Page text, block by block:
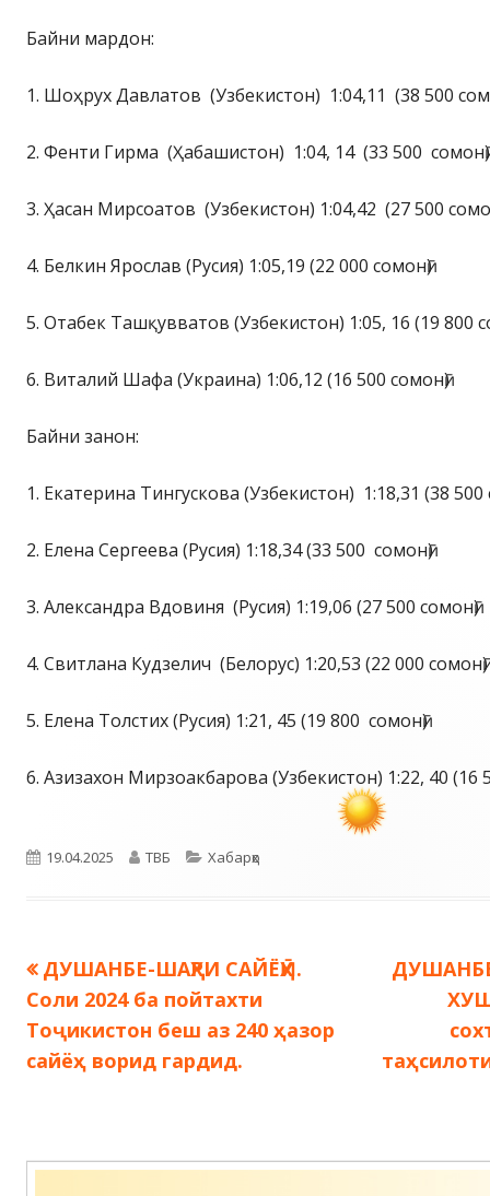
Байни мардон:
1. Шоҳрух Давлатов (Узбекистон) 1:04,11 (38 500
2. Фенти Гирма (Ҳабашистон) 1:04, 14 (33 500 сомонӣ)
3. Ҳасан Мирсоатов (Узбекистон) 1:04,42 (27 500
4. Белкин Ярослав (Русия) 1:05,19 (22 000 сомонӣ)
5. Отабек Ташқувватов (Узбекистон) 1:05, 16 (19 800
6. Виталий Шафа (Украина) 1:06,12 (16 500 сомонӣ)
Байни занон:
1. Екатерина Тингускова (Узбекистон) 1:18,31 (38 500
2. Елена Сергеева (Русия) 1:18,34 (33 500 сомонӣ)
3. Александра Вдовиня (Русия) 1:19,06 (27 500 сомонӣ)
4. Свитлана Кудзелич (Белорус) 1:20,53 (22 000 сомонӣ)
5. Елена Толстих (Русия) 1:21, 45 (19 800 сомонӣ)
6. Азизахон Мирзоакбарова (Узбекистон) 1:22, 40 (16
Опубликовано
19.04.2025 Автор
ТВБ Рубрики
Хабарҳо
Навигация
по
записям
Предыдущая
запись:
ДУШАНБЕ-ШАҲРИ САЙЁҲӢ.
Соли 2024 ба пойтахти
Тоҷикистон беш аз 240 ҳазор
сайёҳ ворид гардид.
запись:
Содержимое